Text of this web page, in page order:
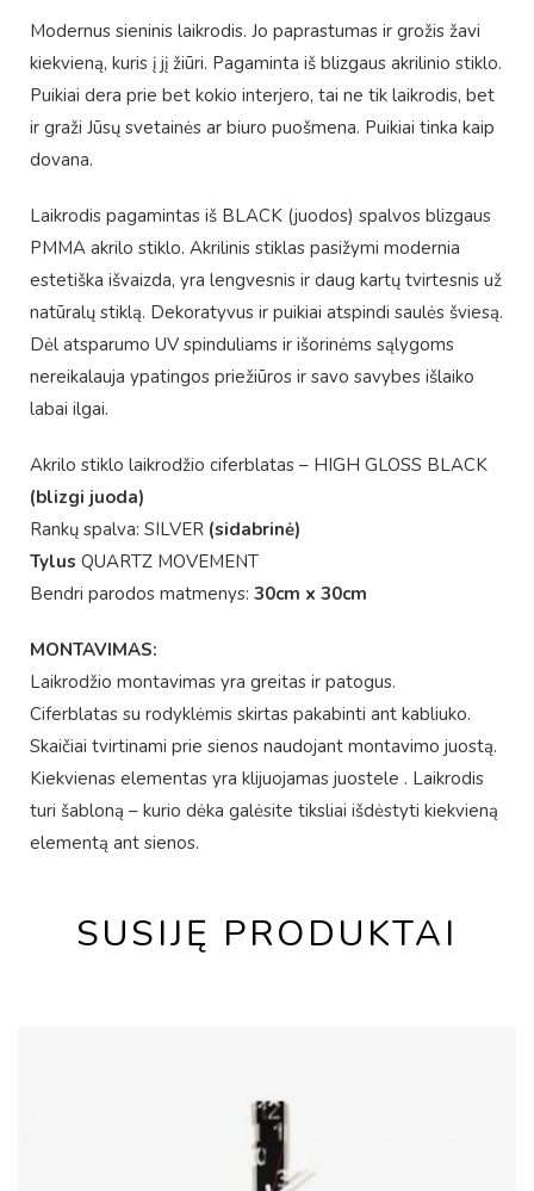
Modernus sieninis laikrodis. Jo paprastumas ir grožis žavi
kiekvieną, kuris į jį žiūri. Pagaminta iš blizgaus akrilinio stiklo.
Puikiai dera prie bet kokio interjero, tai ne tik laikrodis, bet
ir graži Jūsų svetainės ar biuro puošmena. Puikiai tinka kaip
dovana.
Laikrodis pagamintas iš BLACK (juodos) spalvos blizgaus
PMMA akrilo stiklo. Akrilinis stiklas pasižymi modernia
estetiška išvaizda, yra lengvesnis ir daug kartų tvirtesnis už
natūralų stiklą. Dekoratyvus ir puikiai atspindi saulės šviesą.
Dėl atsparumo UV spinduliams ir išorinėms sąlygoms
nereikalauja ypatingos priežiūros ir savo savybes išlaiko
labai ilgai.
Akrilo stiklo laikrodžio ciferblatas – HIGH GLOSS BLACK
(blizgi juoda)
Rankų spalva: SILVER (sidabrinė)
Tylus QUARTZ MOVEMENT
Bendri parodos matmenys: 30cm x 30cm
MONTAVIMAS:
Laikrodžio montavimas yra greitas ir patogus.
Ciferblatas su rodyklėmis skirtas pakabinti ant kabliuko.
Skaičiai tvirtinami prie sienos naudojant montavimo juostą.
Kiekvienas elementas yra klijuojamas juostele . Laikrodis
turi šabloną – kurio dėka galėsite tiksliai išdėstyti kiekvieną
elementą ant sienos.
SUSIJĘ PRODUKTAI